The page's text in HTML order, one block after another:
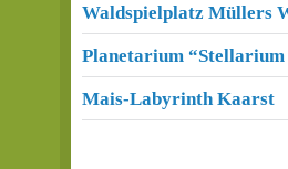
Waldspielplatz Müllers
Planetarium
Mais-Labyrinth Kaarst